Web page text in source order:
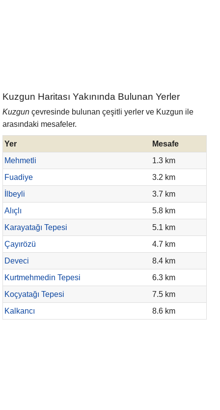
Kuzgun Haritası Yakınında Bulunan Yerler
Kuzgun çevresinde bulunan çeşitli yerler ve Kuzgun ile
arasındaki mesafeler.
Yer
Mesafe
Mehmetli
1.3 km
Fuadiye
3.2 km
İlbeyli
3.7 km
Alıçlı
5.8 km
Karayatağı Tepesi
5.1 km
Çayırözü
4.7 km
Deveci
8.4 km
Kurtmehmedin Tepesi
6.3 km
Koçyatağı Tepesi
7.5 km
Kalkancı
8.6 km